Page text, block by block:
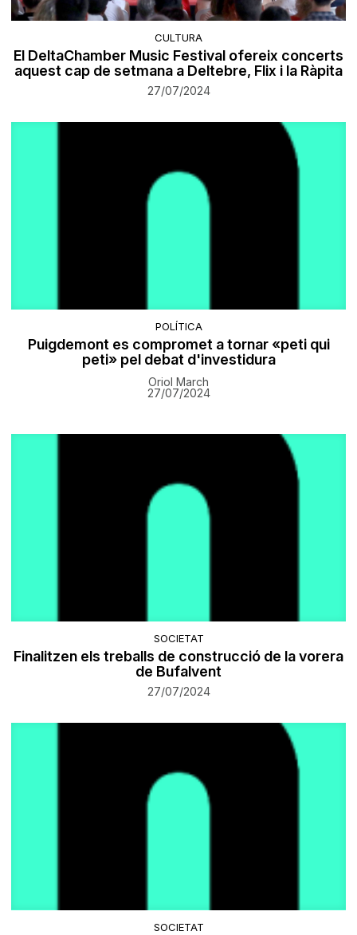
CULTURA
El DeltaChamber Music Festival ofereix concerts
aquest cap de setmana a Deltebre, Flix i la Ràpita
27/07/2024
POLÍTICA
Puigdemont es compromet a tornar «peti qui
peti» pel debat d'investidura
Oriol March
27/07/2024
SOCIETAT
Finalitzen els treballs de construcció de la vorera
de Bufalvent
27/07/2024
SOCIETAT